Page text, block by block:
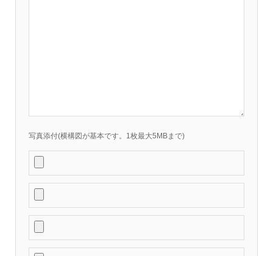
写真添付(横構図が基本です。1枚最大5MBまで)